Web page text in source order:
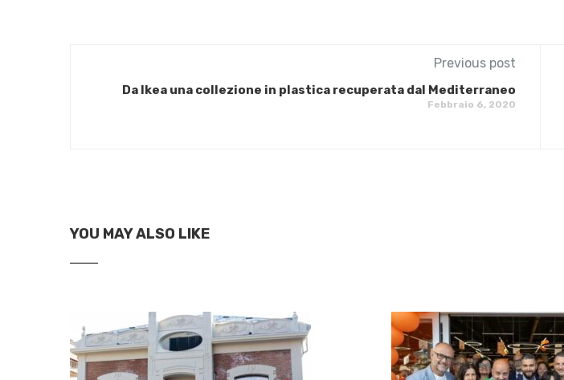
Previous post
Da Ikea una collezione in plastica recuperata dal Mediterraneo
Febbraio 6, 2020
YOU MAY ALSO LIKE